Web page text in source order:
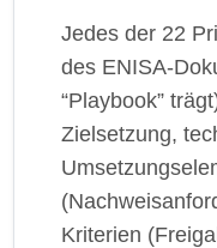
Jedes der 22
des ENISA-
“Playbook”
Zielsetzung,
Kriterien